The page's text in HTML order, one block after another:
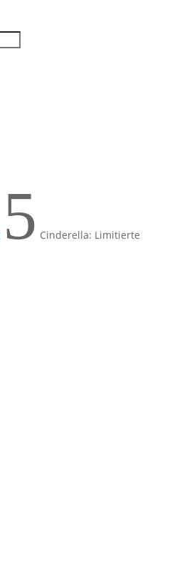
5 Cinderella: Limitierte